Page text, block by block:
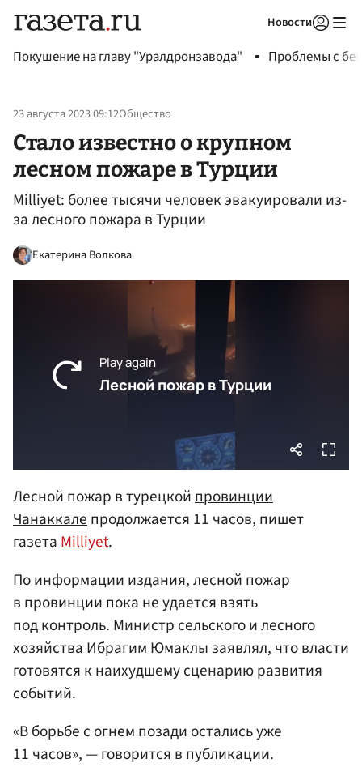
Новости
Покушение на главу "Уралдронзавода" Проблемы с
23 августа 2023 09:12Общество
Стало известно о крупном
лесном пожаре в Турции
Milliyet: более тысячи человек эвакуировали из-
за лесного пожара в Турции
Екатерина Волкова
Лесной пожар в турецкойпровинции
Чанаккалепродолжается 11 часов, пишет
газетаMilliyet.
По информации издания, лесной пожар
в провинции пока не удается взять
под контроль. Министр сельского и лесного
хозяйства Ибрагим Юмаклы заявлял, что власти
готовятся к наихудшему сценарию развития
событий.
«В борьбе с огнем позади остались уже
11 часов», — говорится в публикации.